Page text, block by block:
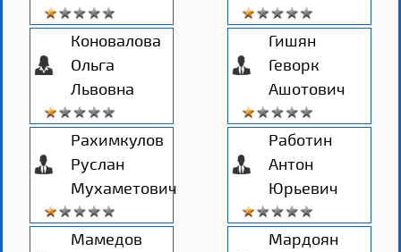
Коновалова
Ольга
Львовна
Рахимкулов
Руслан
Мухаметович
Мамедов
Гишян
Геворк
Ашотович
Работин
Антон
Юрьевич
Мардоян